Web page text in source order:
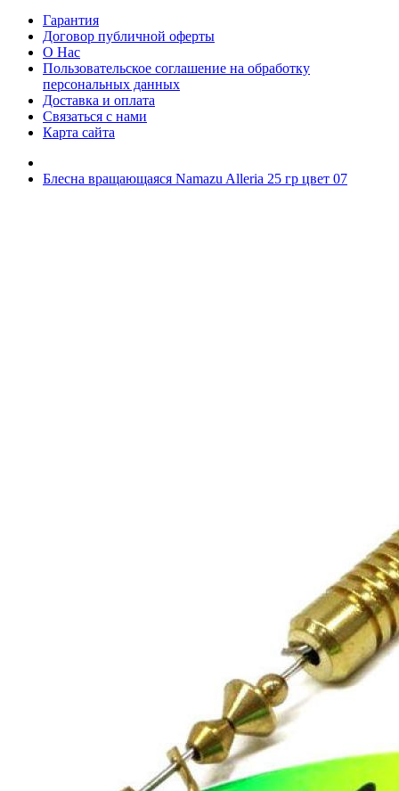
Гарантия
Договор публичной оферты
О Нас
Пользовательское соглашение на обработку
персональных данных
Доставка и оплата
Связаться с нами
Карта сайта
Блесна вращающаяся Namazu Alleria 25 гр цвет 07